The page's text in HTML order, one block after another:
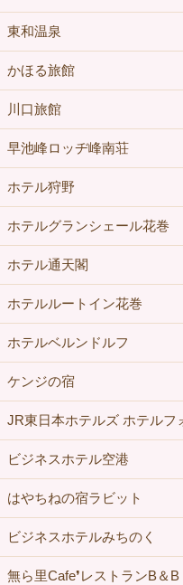
東和温泉
かほる旅館
川口旅館
早池峰ロッヂ峰南荘
ホテル狩野
ホテルグランシェール花巻
ホテル通天閣
ホテルルートイン花巻
ホテルベルンドルフ
ケンジの宿
JR東日本ホテルズ ホテルフ
ビジネスホテル空港
はやちねの宿ラビット
ビジネスホテルみちのく
無ら里Cafe❜レストランB＆B